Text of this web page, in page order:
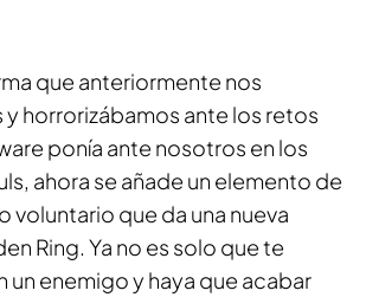
que anteriormente nos
horrorizábamos ante los retos
ponía ante nosotros en los
ahora se añade un elemento de
voluntario que da una nueva
Ring. Ya no es solo que te
un enemigo y haya que acabar